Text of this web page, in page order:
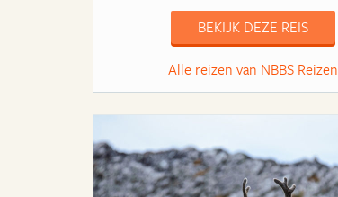
BEKIJK DEZE REIS
Alle reizen van NBBS Reizen